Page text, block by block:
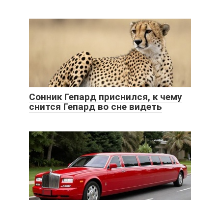
Сонник Гепард приснился, к чему
снится Гепард во сне видеть